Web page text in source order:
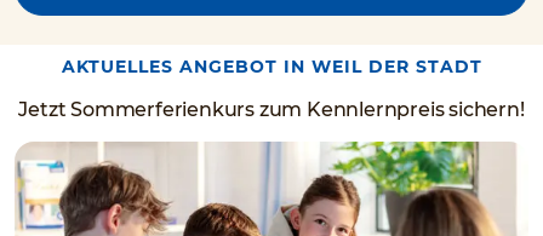
AKTUELLES ANGEBOT IN WEIL DER STADT
Jetzt Sommerferienkurs zum Kennlernpreis sichern!